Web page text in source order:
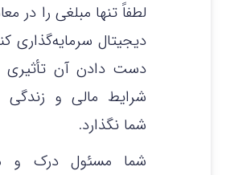
لطفاً تنها مبلغی را در
دیجیتال سرمایه‌گذاری
دست دادن آن تأثیری
شرایط مالی و
شما نگذارد.
شما مسئول درک و